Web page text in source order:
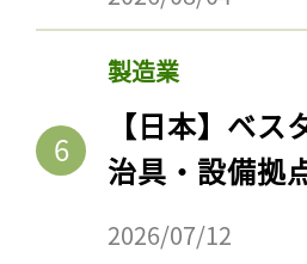
製造業
【日本】ベ
治具・設備拠
2026/07/12